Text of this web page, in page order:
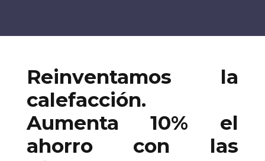
Reinventamos la
calefacción.
Aumenta 10% el
ahorro con las